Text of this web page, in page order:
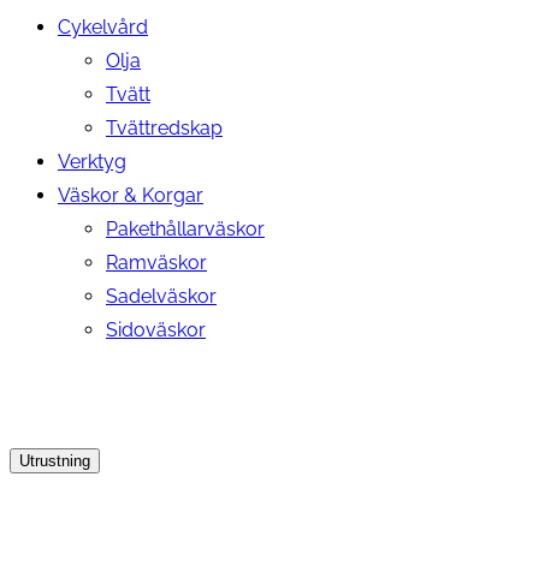
Cykelvård
Olja
Tvätt
Tvättredskap
Verktyg
Väskor & Korgar
Pakethållarväskor
Ramväskor
Sadelväskor
Sidoväskor
Utrustning